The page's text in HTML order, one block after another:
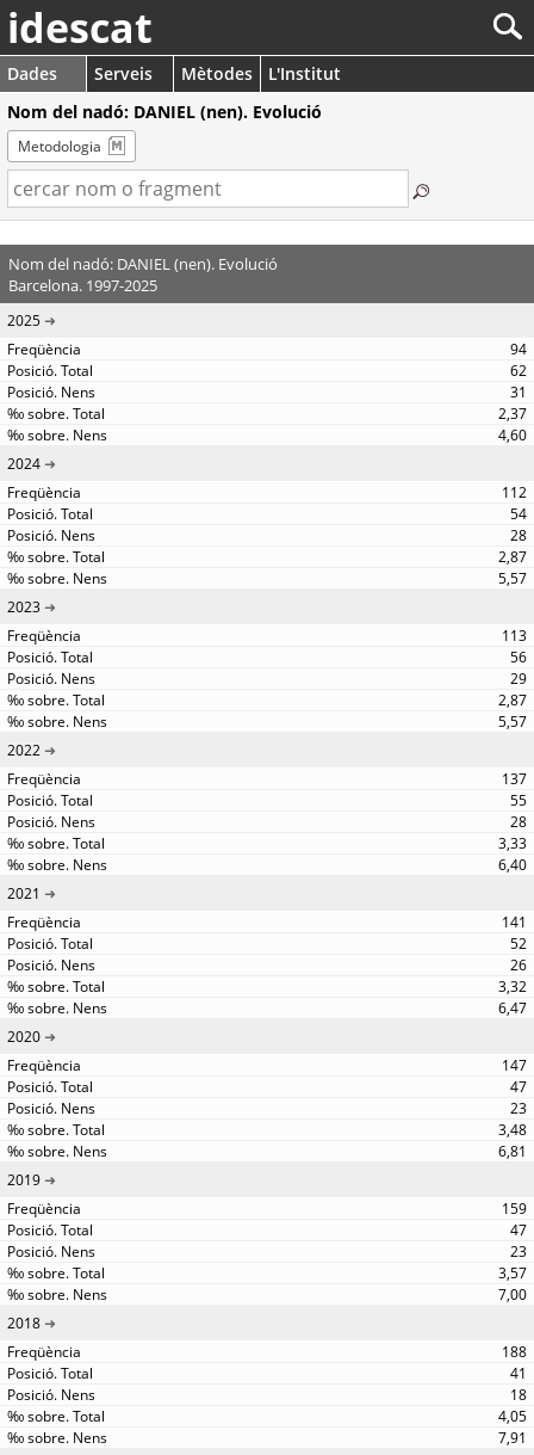
idescat
Dades Serveis Mètodes
L'Institut
Nom del nadó: DANIEL (nen). Evolució
Metodologia
Nom del nadó: DANIEL (nen). Evolució
Barcelona. 1997-2025
2025
94
62
31
2,37
4,60
2024
112
54
28
2,87
5,57
2023
113
56
29
2,87
5,57
2022
137
55
28
3,33
6,40
2021
141
52
26
3,32
6,47
2020
147
47
23
3,48
6,81
2019
159
47
23
3,57
7,00
2018
188
41
18
4,05
7,91